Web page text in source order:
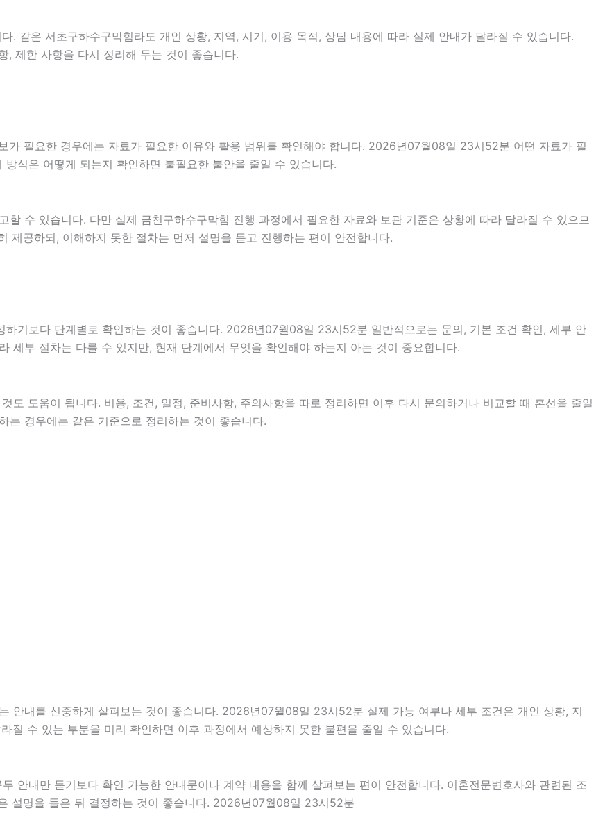
. 같은 서초구하수구막힘라도 개인 상황, 지역, 시기, 이용 목적, 상담 내용에 따라 실제 안내가 달라질 수 있습니다.
제한 사항을 다시 정리해 두는 것이 좋습니다.
가 필요한 경우에는 자료가 필요한 이유와 활용 범위를 확인해야 합니다. 2026년07월08일 23시52분 어떤 자료가 필
식은 어떻게 되는지 확인하면 불필요한 불안을 줄일 수 있습니다.
할 수 있습니다. 다만 실제 금천구하수구막힘 진행 과정에서 필요한 자료와 보관 기준은 상황에 따라 달라질 수 있으므
제공하되, 이해하지 못한 절차는 먼저 설명을 듣고 진행하는 편이 안전합니다.
기보다 단계별로 확인하는 것이 좋습니다. 2026년07월08일 23시52분 일반적으로는 문의, 기본 조건 확인, 세부 안
세부 절차는 다를 수 있지만, 현재 단계에서 무엇을 확인해야 하는지 아는 것이 중요합니다.
도 도움이 됩니다. 비용, 조건, 일정, 준비사항, 주의사항을 따로 정리하면 이후 다시 문의하거나 비교할 때 혼선을 줄일
경우에는 같은 기준으로 정리하는 것이 좋습니다.
안내를 신중하게 살펴보는 것이 좋습니다. 2026년07월08일 23시52분 실제 가능 여부나 세부 조건은 개인 상황, 지
질 수 있는 부분을 미리 확인하면 이후 과정에서 예상하지 못한 불편을 줄일 수 있습니다.
안내만 듣기보다 확인 가능한 안내문이나 계약 내용을 함께 살펴보는 편이 안전합니다. 이혼전문변호사와 관련된 조
설명을 들은 뒤 결정하는 것이 좋습니다. 2026년07월08일 23시52분